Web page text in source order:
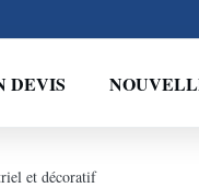
DEVIS
et décoratif